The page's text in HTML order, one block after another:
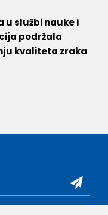
službi nauke i
podržala
kvaliteta zraka